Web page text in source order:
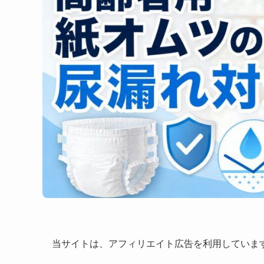
当サイトは、アフィリエイト広告を利用していま